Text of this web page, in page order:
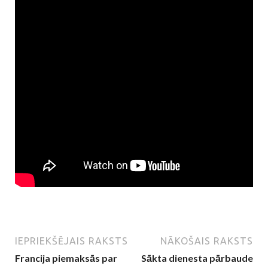
IEPRIEKŠĒJAIS RAKSTS
Francija piemaksās par
NĀKOŠAIS RAKSTS
Sākta dienesta pārbaude